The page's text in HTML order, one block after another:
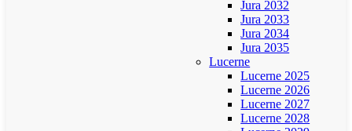
Jura 2032
Jura 2033
Jura 2034
Jura 2035
Lucerne
Lucerne 2025
Lucerne 2026
Lucerne 2027
Lucerne 2028